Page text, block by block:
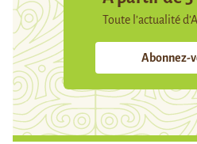
Toute l’actualité
Abonnez-